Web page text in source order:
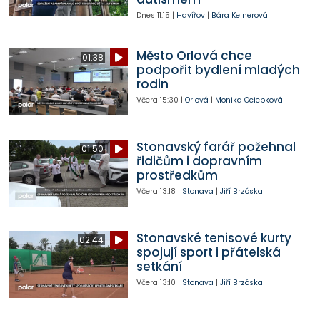
Dnes 11:15 | Havířov| Bára Kelnerová
01:38
Město Orlová chce
podpořit bydlení mladých
rodin
Včera 15:30 | Orlová | Monika Ociepková
01:50
Stonavský farář požehnal
řidičům i dopravním
prostředkům
Včera 13:18 | Stonava | Jiří Brzóska
02:44
Stonavské tenisové kurty
spojují sport i přátelská
setkání
Včera 13:10 | Stonava | Jiří Brzóska